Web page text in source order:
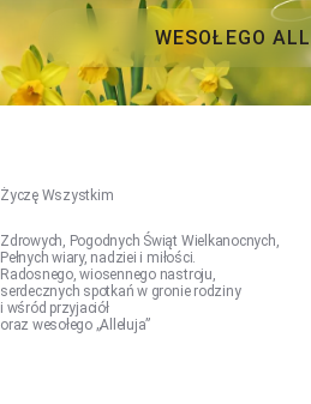
WESOŁEGO
Życzę Wszystkim
Zdrowych, Pogodnych Świąt Wielkanocnych,
Pełnych wiary, nadziei i miłości.
Radosnego, wiosennego nastroju,
serdecznych spotkań w gronie rodziny
i wśród przyjaciół
oraz wesołego „Alleluja”